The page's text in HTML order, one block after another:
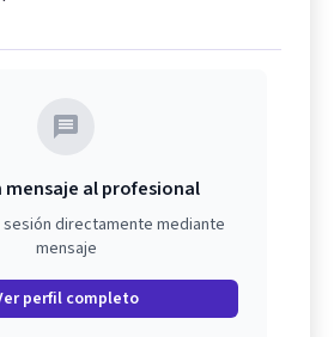
mensaje al profesional
sesión directamente mediante
mensaje
perfil completo